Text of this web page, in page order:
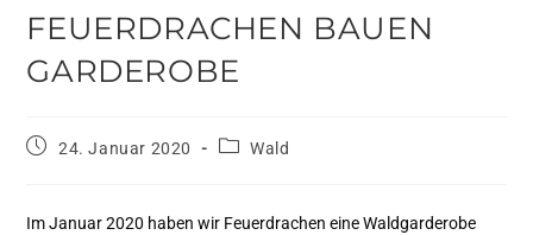
FEUERDRACHEN BAUEN
GARDEROBE
24. Januar 2020 Wald
Im Januar 2020 haben wir Feuerdrachen eine Waldgarderobe